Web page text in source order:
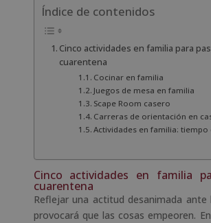
Índice de contenidos
Cinco actividades en familia para
cuarentena
Cocinar en familia
Juegos de mesa en familia
Scape Room casero
Carreras de orientación en
Actividades en familia: tiempo
Cinco actividades en familia
cuarentena
Reflejar una actitud desanimada
provocará que las cosas empeoren.